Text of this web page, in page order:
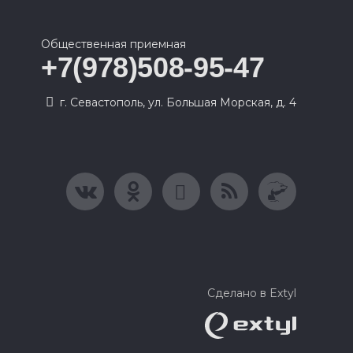
Общественная приемная
+7(978)508-95-47
г. Севастополь, ул. Большая Морская, д. 4
Сделано в Extyl